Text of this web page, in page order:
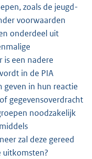
zoals de jeugd-
voorwaarden
onderdeel uit
is een nadere
in de PIA
geven in hun reactie
gegevensoverdracht
noodzakelijk
zal deze gereed
uitkomsten?